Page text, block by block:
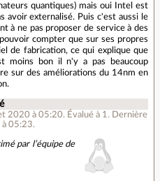
quantiques) mais oui Intel est
avoir externalisé. Puis c'est aussi le
à ne pas proposer de service à des
compter que sur ses propres
de fabrication, ce qui explique que
moins bon il n'y a pas beaucoup
sur des améliorations du 14nm en
2020 à 05:20. Évalué à 1 . Dernière
05:23.
par l’équipe de